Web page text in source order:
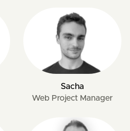
Sacha
Web Project Manager